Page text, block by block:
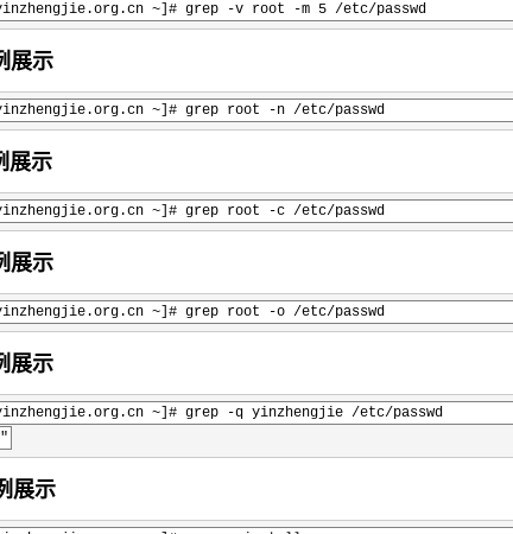
~]# grep -v root -m 5 /etc/passwd #
展示
~]# grep root -n /etc/passwd #显
展示
~]# grep root -c /etc/passwd #显
展示
~]# grep root -o /etc/passwd #仅
展示
~]# grep -q yinzhengjie /etc/passwd #无论
展示